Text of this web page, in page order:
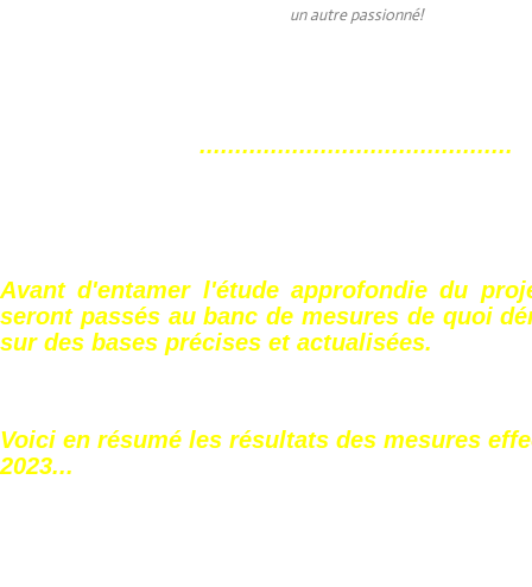
un autre passionné!
............................................
Avant d'entamer l'étude approfondie du
seront passés au banc de mesures de quoi
sur des bases précises et actualisées.
Voici en résumé les résultats des mesures
2023...